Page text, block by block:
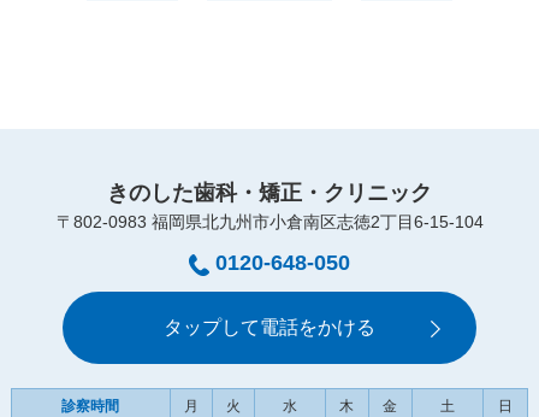
きのした歯科・矯正・クリニック
〒802-0983 福岡県北九州市小倉南区志徳2丁目6-15-104
0120-648-050
タップして電話をかける
診察時間 月 火 水 木 金 土 日